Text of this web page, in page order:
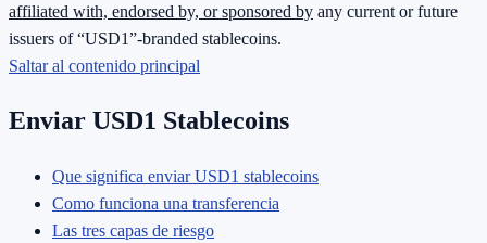
affiliated with, endorsed by, or sponsored by any current or future
issuers of “USD1”-branded stablecoins.
Saltar al contenido principal
Enviar USD1 Stablecoins
Que significa enviar USD1 stablecoins
Como funciona una transferencia
Las tres capas de riesgo